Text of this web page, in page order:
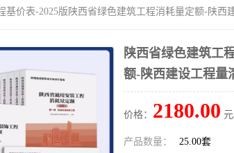
基价表-2025版陕西省绿色建筑工程消耗量定额-陕西
陕西省绿色建筑工
额-陕西建设工程量
价格： 2180.00
产品数量： 25.00套